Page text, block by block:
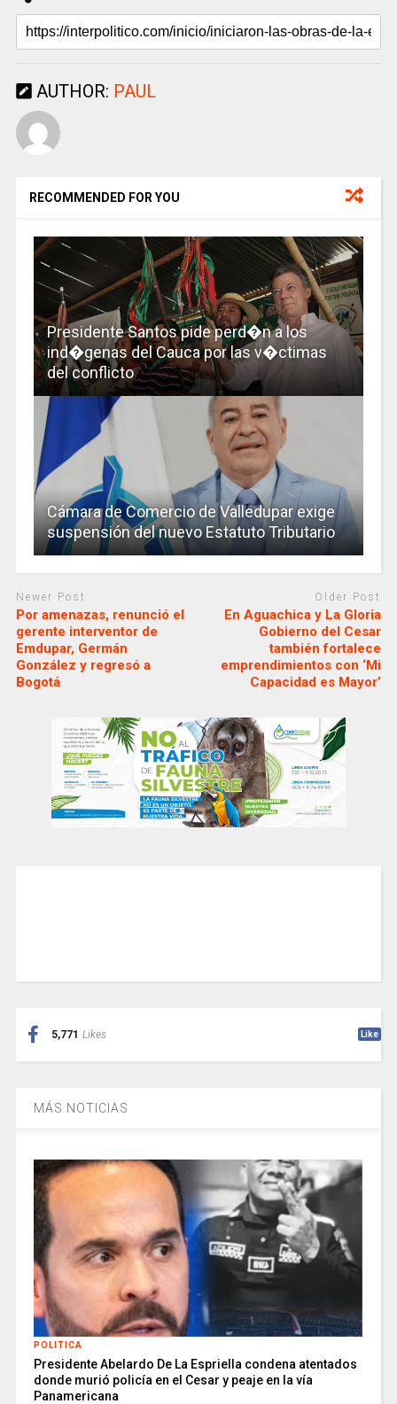
AUTHOR: PAUL
RECOMMENDED FOR YOU
Presidente Santos pide perd�n a los
ind�genas del Cauca por las v�ctimas
del conflicto
Cámara de Comercio de Valledupar exige
suspensión del nuevo Estatuto Tributario
Newer Post
Por amenazas, renunció el
gerente interventor de
Emdupar, Germán
González y regresó a
Bogotá
Older Post
En Aguachica y La Gloria
Gobierno del Cesar
también fortalece
emprendimientos con ‘Mi
Capacidad es Mayor’
5,771 Likes Like
MÁS NOTICIAS
POLITICA
Presidente Abelardo De La Espriella condena atentados
donde murió policía en el Cesar y peaje en la vía
Panamericana